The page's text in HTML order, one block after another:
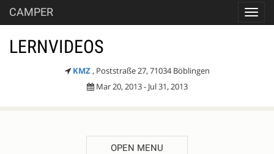
CAMPER
LERNVIDEOS
KMZ , Poststraße 27, 71034 Böblingen
Mar 20, 2013 - Jul 31, 2013
OPEN MENU